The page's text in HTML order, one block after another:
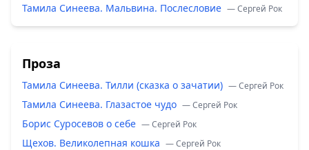
Тамила Синеева. Мальвина. Послесловие — Сергей Рок
Проза
Тамила Синеева. Тилли (сказка о зачатии) — Сергей Рок
Тамила Синеева. Глазастое чудо — Сергей Рок
Борис Суросевов о себе — Сергей Рок
Щехов. Великолепная кошка — Сергей Рок